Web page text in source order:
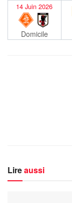
14 Juin 2026
Domicile
Lireaussi